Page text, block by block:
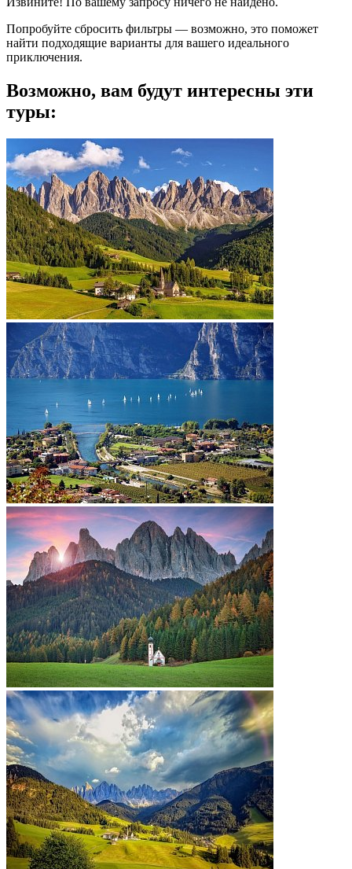
Попробуйте сбросить фильтры — возможно, это поможет
найти подходящие варианты для вашего идеального
приключения.
Возможно, вам будут интересны эти
туры: